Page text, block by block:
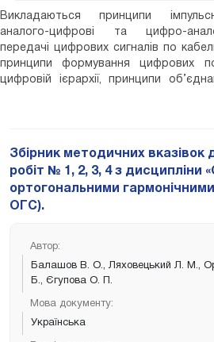
Викладаються принципи
аналого-цифрові та цифро-
передачі цифрових сигналів по
принципи формування цифрових
цифровій ієрархії, принципи
методи регенерації цифрових
Збірник методичних вказівок
робіт № 1, 2, 3, 4 з дисципліни
ортогональними
ОГС).
Автор:
Балашов В. О., Ляховецький Л. М.,
Б., Єгупова О. П.
Мова документу:
Українська